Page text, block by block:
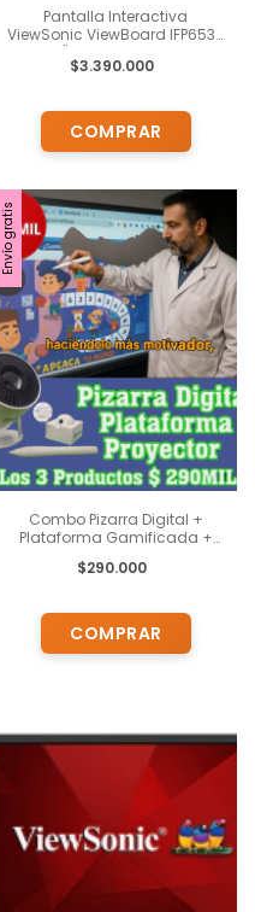
Pantalla Interactiva
ViewSonic ViewBoard IFP6534
65" 4K Android EDLA
$3.390.000
Envío gratis
Combo Pizarra Digital +
Plataforma Gamificada +
$290.000